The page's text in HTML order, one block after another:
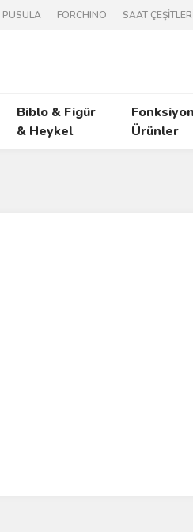
PUSULA FORCHINO SAAT ÇEŞİTLERİ
Biblo & Figür
& Heykel
Ürünler